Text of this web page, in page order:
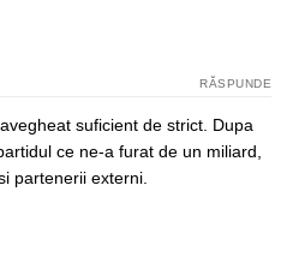
RĂSPUNDE
suficient de strict. Dupa
ce ne-a furat de un miliard,
partenerii externi.